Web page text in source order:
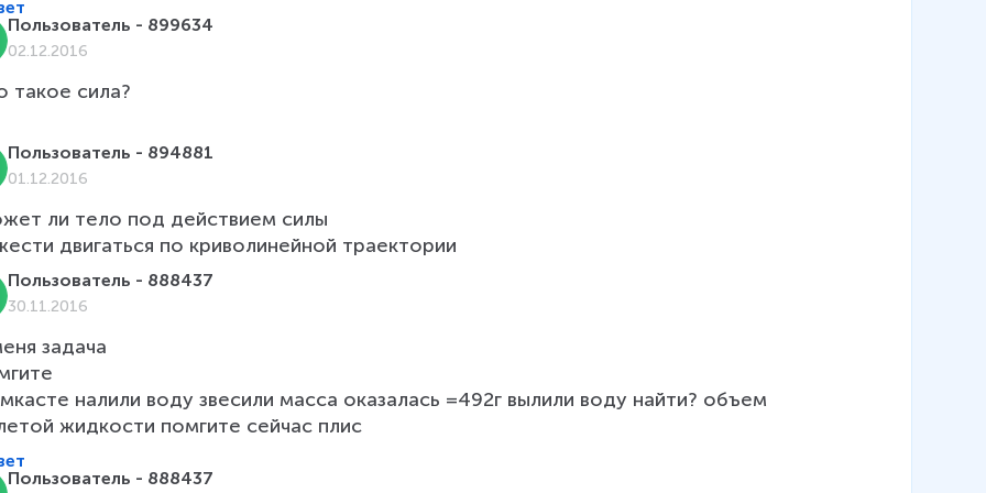
Пользователь - 899634
02.12.2016
такое сила?
Пользователь - 894881
01.12.2016
ли тело под действием силы
двигаться по криволинейной траектории
Пользователь - 888437
30.11.2016
задача
налили воду звесили масса оказалась =492г вылили воду найти? объем
Пользователь - 888437